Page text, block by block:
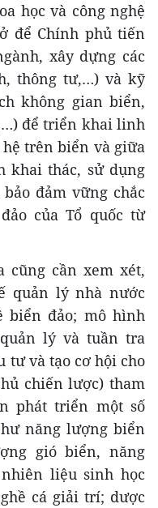
học và công nghệ
để Chính phủ tiến
xây dựng các
thông tư,…) và kỹ
không gian biển,
để triển khai linh
trên biển và giữa
khai thác, sử dụng
đảm vững chắc
của Tổ quốc từ
cũng cần xem xét,
quản lý nhà nước
biển đảo; mô hình
lý và tuần tra
tư và tạo cơ hội cho
chiến lược) tham
phát triển một số
năng lượng biển
gió biển, năng
liệu sinh học
cá giải trí; dược